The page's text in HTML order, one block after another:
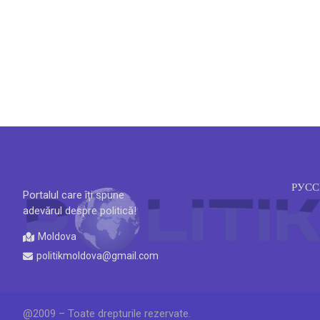
Portalul care îți spune
adevărul despre politică!
Moldova
politikmoldova@gmail.com
@2009 – Toate drepturile rezervate.